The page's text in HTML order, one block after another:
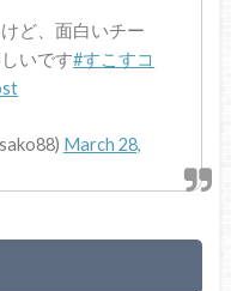
ど、面白いチー
いです#すこすコ
March 28,